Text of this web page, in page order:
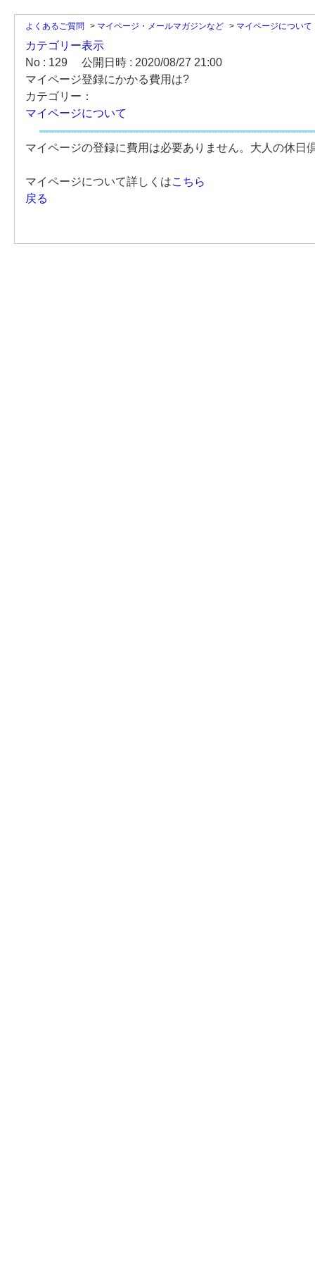
よくあるご質問 > マイページ・メールマガジンなど > マイページについて
カテゴリー表示
No : 129
公開日時 : 2020/08/27 21:00
マイページ登録にかかる費用は?
カテゴリー：
マイページについて
マイページの登録に費用は必要ありません。大人の休
マイページについて詳しくはこちら
戻る